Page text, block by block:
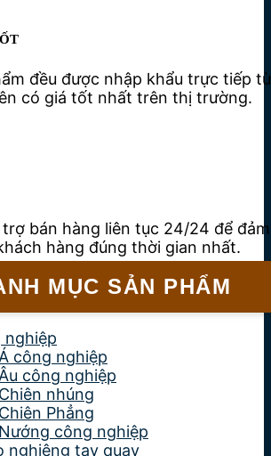
đều được nhập khẩu trực tiếp từ
có giá tốt nhất trên thị trường.
bán hàng liên tục 24/24 để đảm
hàng đúng thời gian nhất.
MỤC SẢN PHẨM
nghiệp
công nghiệp
công nghiệp
nhúng
Phẳng
công nghiệp
nghiêng tay quay